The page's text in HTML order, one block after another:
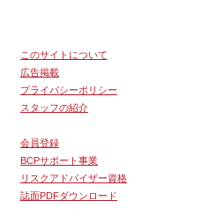
このサイトについて
広告掲載
プライバシーポリシー
スタッフの紹介
会員登録
BCPサポート事業
リスクアドバイザー資格
誌面PDFダウンロード